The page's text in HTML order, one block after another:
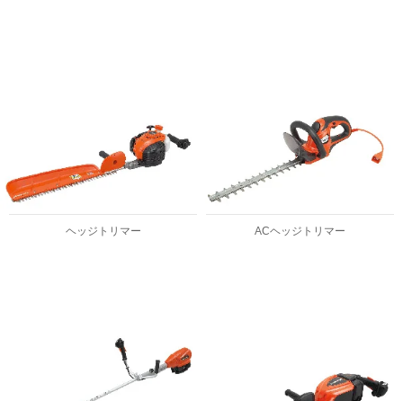
ヘッジトリマー ACヘッジトリマー